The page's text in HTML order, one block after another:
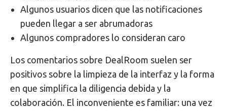
Algunos usuarios dicen que las notificaciones
pueden llegar a ser abrumadoras
Algunos compradores lo consideran caro
Los comentarios sobre DealRoom suelen ser
positivos sobre la limpieza de la interfaz y la forma
en que simplifica la diligencia debida y la
colaboración. El inconveniente es familiar: una vez